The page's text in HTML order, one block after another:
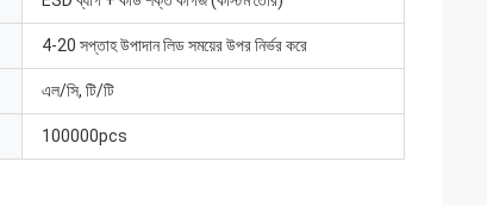
4-20 সপ্তাহ উপাদান লিড সময়ের উপর নির্ভর করে
এল/সি, টি/টি
100000pcs